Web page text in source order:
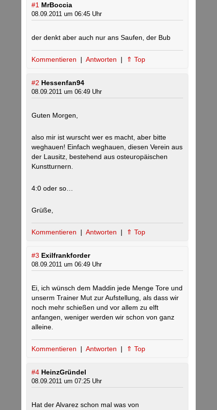
#1 MrBoccia
08.09.2011 um 06:45 Uhr
der denkt aber auch nur ans Saufen, der Bub
Kommentieren | Antworten | ⇑ Top
#2 Hessenfan94
08.09.2011 um 06:49 Uhr
Guten Morgen,
also mir ist wurscht wer es macht, aber bitte
weghauen! Einfach weghauen, diesen Verein aus
der Lausitz, bestehend aus osteuropäischen
Kunstturnern.
4:0 oder so…
Grüße,
Kommentieren | Antworten | ⇑ Top
#3 Exilfrankforder
08.09.2011 um 06:49 Uhr
Ei, ich wünsch dem Maddin jede Menge Tore und
unserm Trainer Mut zur Aufstellung, als dass wir
noch mehr schießen und vor allem zu elft
anfangen, weniger werden wir schon von ganz
alleine.
Kommentieren | Antworten | ⇑ Top
#4 HeinzGründel
08.09.2011 um 07:25 Uhr
Hat der Alvarez schon mal was von